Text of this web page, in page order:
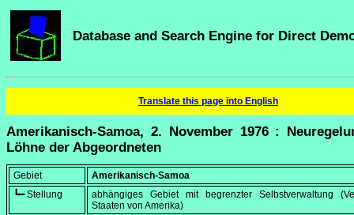
Database and Search Engine for Direct
Translate this page into English
Amerikanisch-Samoa, 2. November 1976 :
Löhne der Abgeordneten
Gebiet
Amerikanisch-Samoa
┗━ Stellung
abhängiges Gebiet mit begrenzter Selbstverwaltung
Staaten von Amerika)